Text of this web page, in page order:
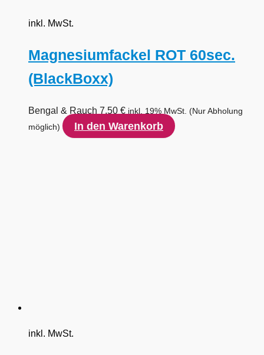
inkl. MwSt.
Magnesiumfackel ROT 60sec.
(BlackBoxx)
Bengal & Rauch 7,50 € inkl. 19% MwSt. (Nur Abholung
möglich)
In den Warenkorb
inkl. MwSt.